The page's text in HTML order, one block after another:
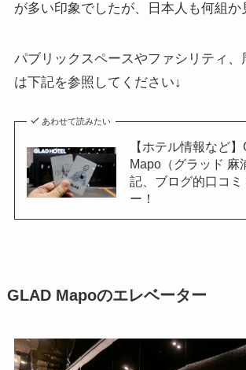
が多い印象でしたが、日本人も何組か
パブリックスペースやファシリティ、
は下記を参照してください↓
あわせて読みたい
【ホテル情報など
Mapo（グラッド 麻
記、ブログ的口コミ
ー！
GLAD Mapoのエレベーター